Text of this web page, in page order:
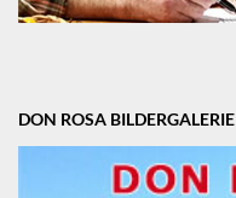
DON ROSA BILDERGALERIE